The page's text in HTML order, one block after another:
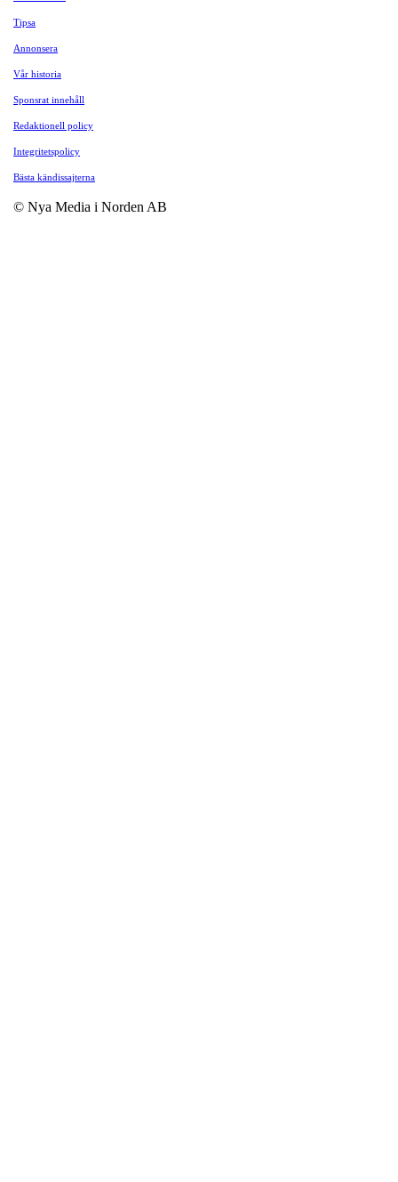
Tipsa
Annonsera
Vår historia
Sponsrat innehåll
Redaktionell policy
Integritetspolicy
Bästa kändissajterna
© Nya Media i Norden AB